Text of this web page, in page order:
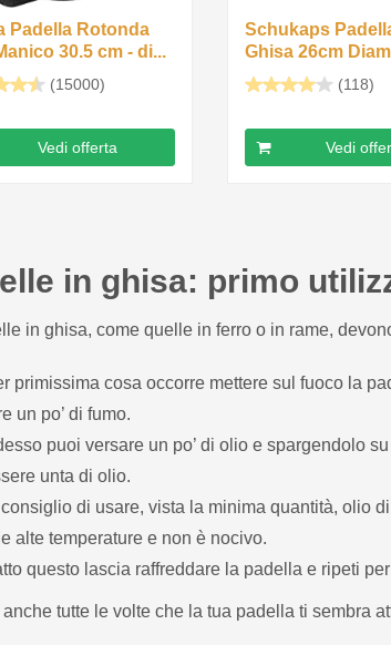
Padella Rotonda
30.5 cm - di...
(15000)
Vedi offerta
Schukaps
Ghisa 26cm
(10,25"...
(118)
Vedi
in ghisa: primo
in ghisa, come quelle in ferro o in rame,
primissima cosa occorre mettere sul fuoco la
un po’ di fumo.
puoi versare un po’ di olio e spargendolo
unta di olio.
di usare, vista la minima quantità, olio
alte temperature e non è nocivo.
questo lascia raffreddare la padella e ripeti
tutte le volte che la tua padella ti sembra